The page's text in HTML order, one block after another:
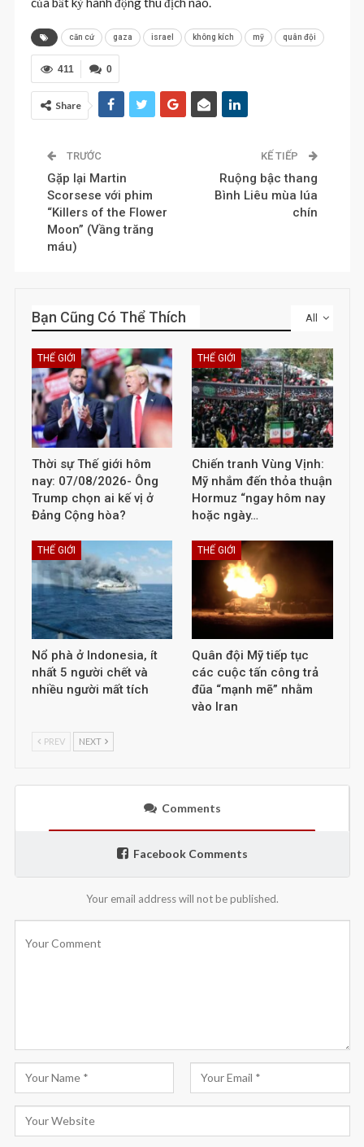
căn cứ gaza israel không kích mỹ quân đội
0
411
Share
TRƯỚC
Gặp lại Martin
Scorsese với phim
“Killers of the Flower
Moon” (Vầng trăng
máu)
KẾ TIẾP
Ruộng bậc thang
Bình Liêu mùa lúa
chín
All
Bạn Cũng Có Thể Thích
THẾ GIỚI
Thời sự Thế giới hôm
nay: 07/08/2026- Ông
Trump chọn ai kế vị ở
Đảng Cộng hòa?
THẾ GIỚI
Chiến tranh Vùng Vịnh:
Mỹ nhắm đến thỏa thuận
Hormuz “ngay hôm nay
hoặc ngày…
THẾ GIỚI
Nổ phà ở Indonesia, ít
nhất 5 người chết và
nhiều người mất tích
THẾ GIỚI
Quân đội Mỹ tiếp tục
các cuộc tấn công trả
đũa “mạnh mẽ” nhằm
vào Iran
PREV NEXT
Comments
Facebook Comments
Your email address will not be published.